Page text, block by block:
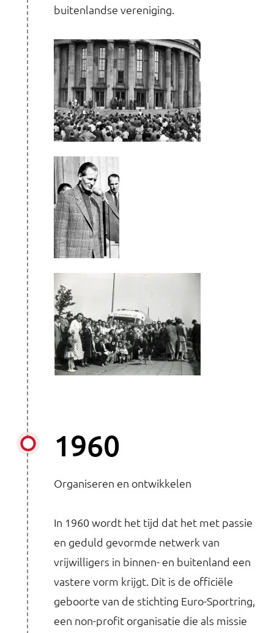
buitenlandse vereniging.
1960
Organiseren en ontwikkelen
In 1960 wordt het tijd dat het met passie
en geduld gevormde netwerk van
vrijwilligers in binnen- en buitenland een
vastere vorm krijgt. Dit is de officiële
geboorte van de stichting Euro-Sportring,
een non-profit organisatie die als missie